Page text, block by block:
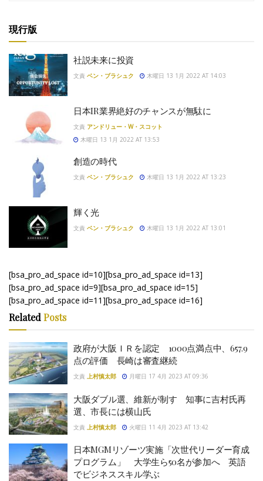
現行版
社説未来に投資
文責 ベン・ブラシュク 木曜日 13 1月 2022 AT 14:03
日本IR業界絶好のチャンスが無駄に
文責 アンドリュー・W・スコット
木曜日 13 1月 2022 AT 13:53
創造の時代
文責 ベン・ブラシュク 木曜日 13 1月 2022 AT 13:23
輝く光
文責 ベン・ブラシュク 木曜日 13 1月 2022 AT 13:01
[bsa_pro_ad_space id=10][bsa_pro_ad_space id=13]
[bsa_pro_ad_space id=9][bsa_pro_ad_space id=15]
[bsa_pro_ad_space id=11][bsa_pro_ad_space id=16]
Related Posts
政府が大阪ＩＲを認定 1000点満点中、657.9
点の評価 長崎は審査継続
文責 上村慎太郎 月曜日 17 4月 2023 AT 09:36
大阪ダブル選、維新が制す 知事に吉村氏再
選、市長には横山氏
文責 上村慎太郎 火曜日 11 4月 2023 AT 13:42
日本MGMリゾーツ実施「次世代リーダー育成
プログラム」 大学生ら50名が参加へ 英語
でビジネススキル学ぶ